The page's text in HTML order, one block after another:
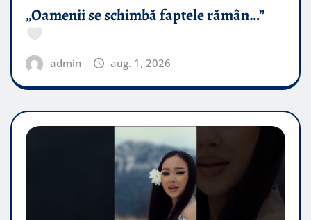
„Oamenii se schimbă faptele rămân…”
admin aug. 1, 2026